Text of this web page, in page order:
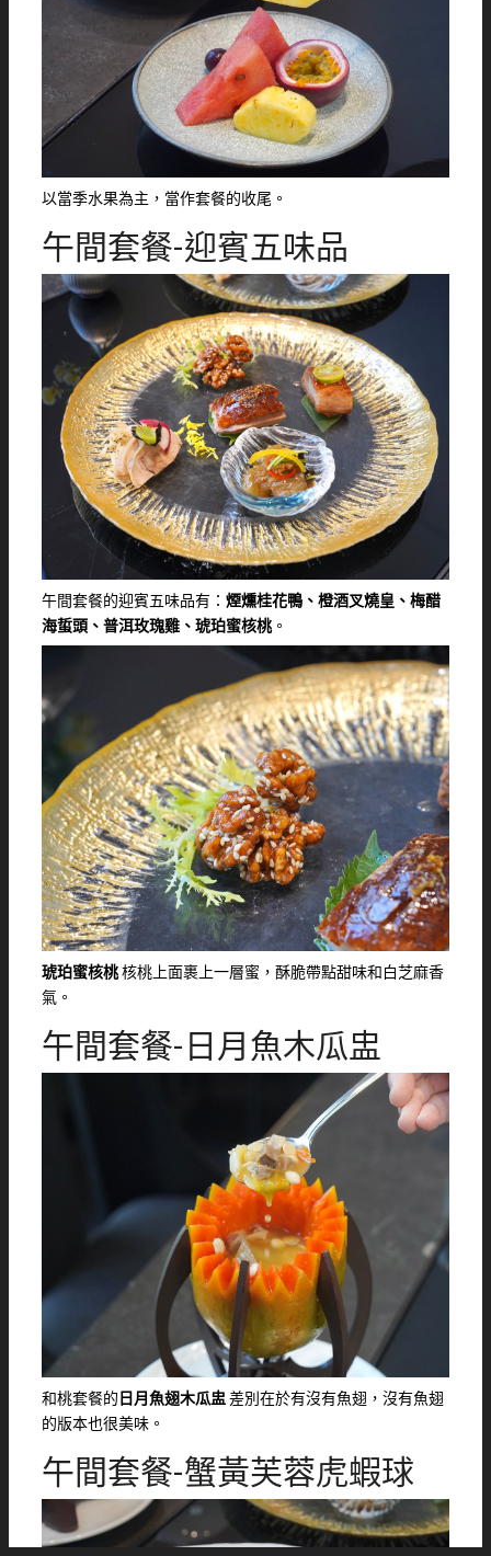
以當季水果為主，當作套餐的收尾。
午間套餐-迎賓五味品
午間套餐的迎賓五味品有： 煙燻桂花鴨、橙酒叉燒皇、梅醋
海蜇頭、普洱玫瑰雞、琥珀蜜核桃 。
琥珀蜜核桃核桃上面裹上一層蜜，酥脆帶點甜味和白芝麻香
氣。
午間套餐-日月魚木瓜盅
和桃套餐的 日月魚翅木瓜盅差別在於有沒有魚翅，沒有魚翅
的版本也很美味。
午間套餐-蟹黃芙蓉虎蝦球